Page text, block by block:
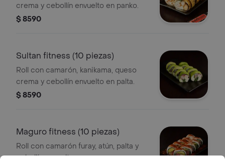
crema y cebollín envuelto en panko.
$ 8590
Sultan fitness (10 piezas)
Roll con camarón, kanikama, queso
crema y cebollín envuelto en palta.
$ 8590
Maguro fitness (10 piezas)
Roll con camarón furay, atún, palta y